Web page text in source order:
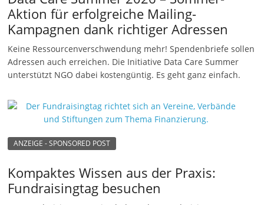
n
Aktion für erfolgreiche Mailing-
Kampagnen dank richtiger Adressen
Keine Ressourcenverschwendung mehr! Spendenbriefe sollen
Adressen auch erreichen. Die Initiative Data Care Summer
unterstützt NGO dabei kostengüntig. Es geht ganz einfach.
ANZEIGE - SPONSORED POST
Kompaktes Wissen aus der Praxis:
Fundraisingtag besuchen